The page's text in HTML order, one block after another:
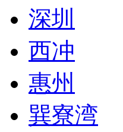
深圳
西冲
惠州
巽寮湾